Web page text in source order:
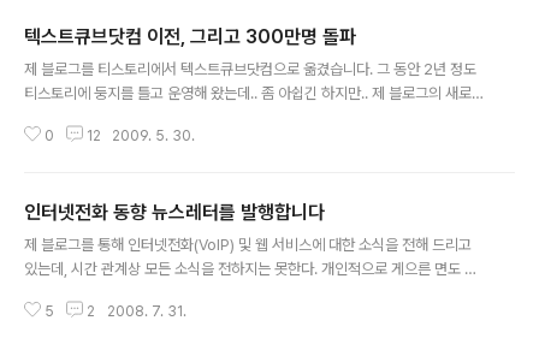
텍스트큐브닷컴 이전, 그리고 300만명 돌파
제 블로그를 티스토리에서 텍스트큐브닷컴으로 옮겼습니다. 그 동안 2년 정도
티스토리에 둥지를 틀고 운영해 왔는데.. 좀 아쉽긴 하지만.. 제 블로그의 새로운
가.. 마침 텍스트큐브닷컴 이벤트 행사도 있어서 텍스트큐브닷컴으로 옮겼습니
roxy.google.com/voiponweb20 을 사용(다음뷰 등 일부는 http://mush
man.co.kr/rss )해 왔기 때문에 제 블로그를 사랑해 주시는 구독자분이나 방
문자들이 겪을 혼란은 거의 없을 듯 합니다. 사실 ..
0 12 2009. 5. 30.
인터넷전화 동향 뉴스레터를 발행합니다
제 블로그를 통해 인터넷전화(VoIP) 및 웹 서비스에 대한 소식을 전해 드리고
있는데, 시간 관계상 모든 소식을 전하지는 못한다. 개인적으로 게으른 면도 있
문이다. 특히 해외 소식의 경우 영어를 읽어 이해한 다음 나름대로의 생각을 정
5 2 2008. 7. 31.